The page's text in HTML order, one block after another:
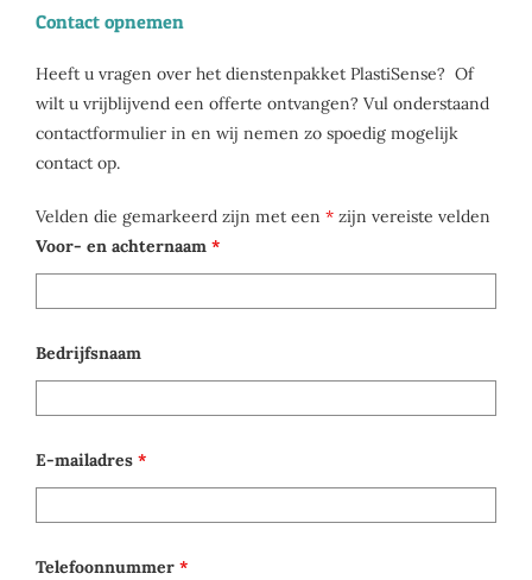
Contact opnemen
Heeft u vragen over het dienstenpakket PlastiSense? Of
wilt u vrijblijvend een offerte ontvangen? Vul onderstaand
contactformulier in en wij nemen zo spoedig mogelijk
contact op.
Velden die gemarkeerd zijn met een * zijn vereiste velden
Voor- en achternaam *
Bedrijfsnaam
E-mailadres *
Telefoonnummer *